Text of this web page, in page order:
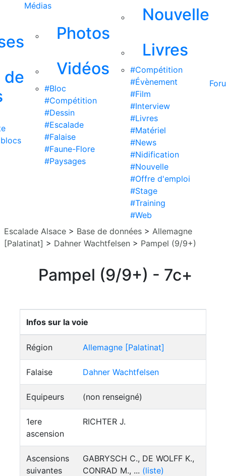
de
Médias
Photos
Vidéos
#Bloc
#Compétition
#Dessin
#Escalade
#Falaise
#Faune-Flore
#Paysages
Nouvelle
Livres
#Compétition
#Évènement
#Film
#Interview
#Livres
#Matériel
#News
#Nidification
#Nouvelle
#Offre d'emploi
#Stage
#Training
#Web
Escalade Alsace > Base de données > Allemagne
[Palatinat] > Dahner Wachtfelsen > Pampel (9/9+)
Pampel (9/9+) - 7c+
Infos sur la voie
Région Allemagne [Palatinat]
Falaise Dahner Wachtfelsen
Equipeurs (non renseigné)
1ere
ascension
RICHTER J.
Ascensions
suivantes
GABRYSCH C., DE WOLFF K.,
CONRAD M., ... (liste)